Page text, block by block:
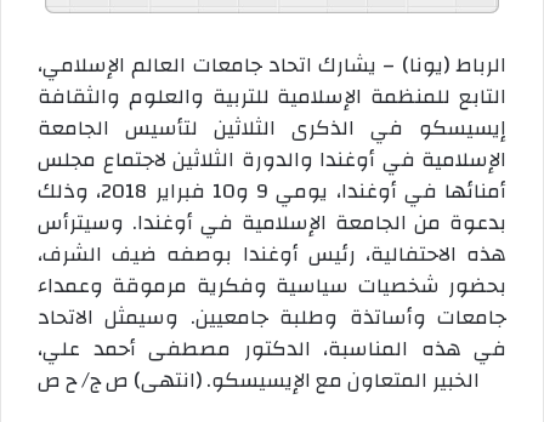
الرباط (يونا) – يشارك اتحاد جامعات العالم الإسلامي،
التابع للمنظمة الإسلامية للتربية والعلوم والثقافة
إيسيسكو في الذكرى الثلاثين لتأسيس الجامعة
الإسلامية في أوغندا والدورة الثلاثين لاجتماع مجلس
أمنائها في أوغندا، يومي 9 و10 فبراير 2018، وذلك
بدعوة من الجامعة الإسلامية في أوغندا. وسيترأس
هذه الاحتفالية، رئيس أوغندا بوصفه ضيف الشرف،
بحضور شخصيات سياسية وفكرية مرموقة وعمداء
جامعات وأساتذة وطلبة جامعيين. وسيمثل الاتحاد
في هذه المناسبة، الدكتور مصطفى أحمد علي،
الخبير المتعاون مع الإيسيسكو. (انتهى) ص ج/ ح ص